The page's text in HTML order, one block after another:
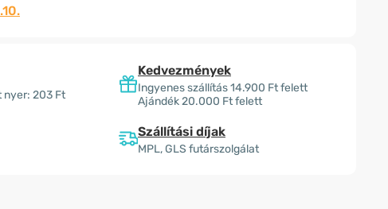
nyer: 203 Ft
Kedvezmények
Ingyenes szállítás 14.900 Ft felett
Ajándék 20.000 Ft felett
Szállítási díjak
MPL, GLS futárszolgálat